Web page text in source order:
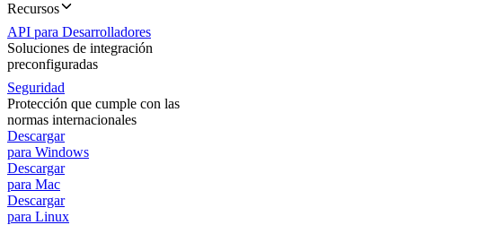
Recursos
API para Desarrolladores
Soluciones de integración
preconfiguradas
Seguridad
Protección que cumple con las
normas internacionales
Descargar
para Windows
Descargar
para Mac
Descargar
para Linux